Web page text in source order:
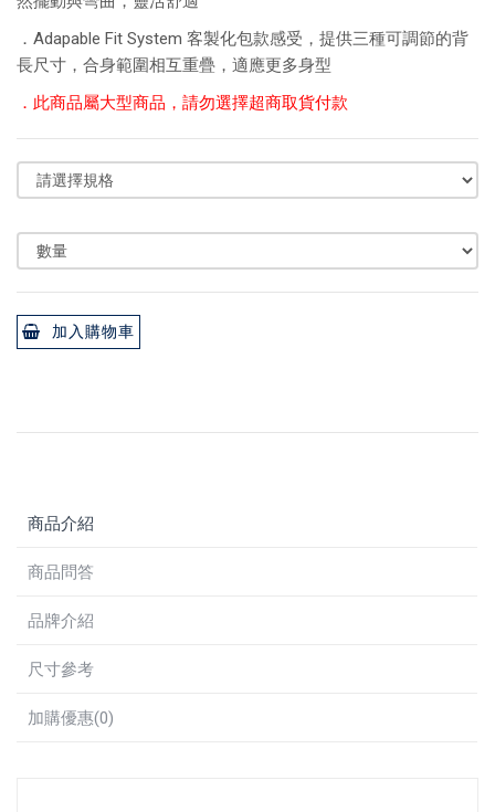
．Adapable Fit System 客製化包款感受，提供三種可調節的背
長尺寸，合身範圍相互重疊，適應更多身型
．此商品屬大型商品，請勿選擇超商取貨付款
加入購物車
商品介紹
商品問答
品牌介紹
尺寸參考
加購優惠(0)